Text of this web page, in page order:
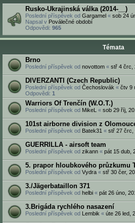
Rusko-Ukrajinská válka (2014-__)
Poslední příspěvek od Gargamel « sob 24
Napsal v Poválečné období
Odpovědi: 965
Témata
Brno
Poslední příspěvek od novottom « stř 4 črc,
DIVERZANTI (Czech Republic)
Poslední příspěvek od Čechoslovák « čtv 9
Odpovědi: 1
Warriors Of Trenčín (W.O.T.)
Poslední příspěvek od MikeL « sob 29 říj,
101st airborne division z
Poslední příspěvek od Batek31 « stř 27 črc,
GUERRILLA - airsoft team
Poslední příspěvek od zikann « pát 15 dub,
5. prapor hloubkového průzkumu
Poslední příspěvek od Vydra « stř 30 čer,
3./Jägerbataillon 371
Poslední příspěvek od helbi « pát 26 úno,
3.Brigáda rychlého nasazení
Poslední příspěvek od Lembik « úte 26 led,